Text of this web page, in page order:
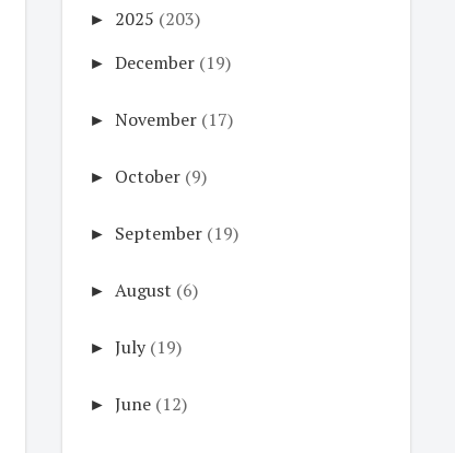
► 2025 (203)
► December (19)
► November (17)
► October (9)
► September (19)
► August (6)
► July (19)
► June (12)